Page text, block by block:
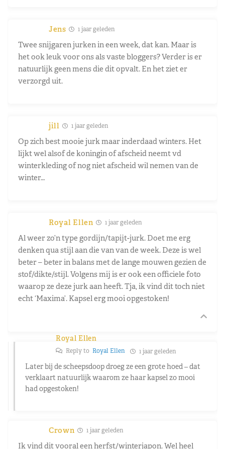
Jens 1 jaar geleden
Twee snijgaren jurken in een week, dat kan. Maar is
het ook leuk voor ons als vaste bloggers? Verder is er
natuurlijk geen mens die dit opvalt. En het ziet er
verzorgd uit.
jill 1 jaar geleden
Op zich best mooie jurk maar inderdaad winters. Het
lijkt wel alsof de koningin of afscheid neemt vd
winterkleding of nog niet afscheid wil nemen van de
winter…
Royal Ellen 1 jaar geleden
Al weer zo’n type gordijn/tapijt-jurk. Doet me erg
denken qua stijl aan die van van de week. Deze is wel
beter – beter in balans met de lange mouwen gezien de
stof/dikte/stijl. Volgens mij is er ook een officiele foto
waarop ze deze jurk aan heeft. Tja, ik vind dit toch niet
echt ‘Maxima’. Kapsel erg mooi opgestoken!
Royal Ellen
Reply to Royal Ellen 1 jaar geleden
Later bij de scheepsdoop droeg ze een grote hoed – dat
verklaart natuurlijk waarom ze haar kapsel zo mooi
had opgestoken!
Crown 1 jaar geleden
Ik vind dit vooral een herfst/winterjapon. Wel heel